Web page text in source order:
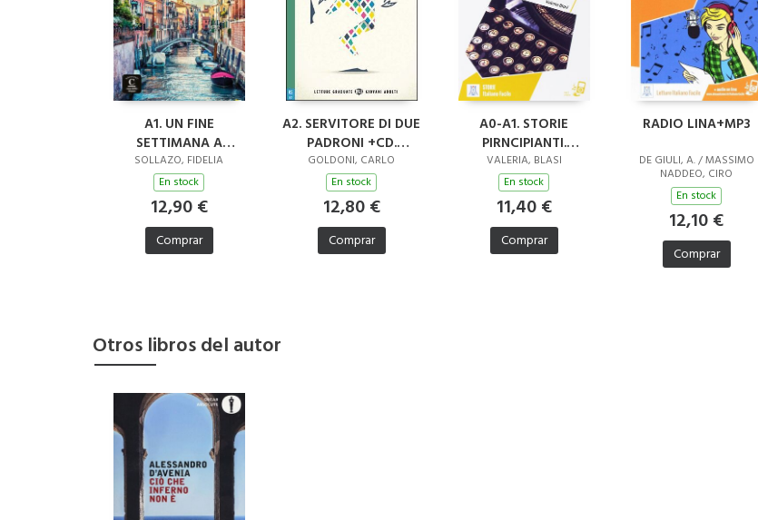
A1. UN FINE
SETTIMANA A
VENEZIA. MP3 AUDIO
SOLLAZO, FIDELIA
En stock
12,90 €
Comprar
A2. SERVITORE DI DUE
PADRONI +CD.
GIOVANI ADULTI
GOLDONI, CARLO
En stock
12,80 €
Comprar
A0-A1. STORIE
PIRNCIPIANTI.
RACCONTI A Z+MP3
VALERIA, BLASI
En stock
11,40 €
Comprar
RADIO LINA+MP3
DE GIULI, A. / MASSIMO
NADDEO, CIRO
En stock
12,10 €
Comprar
Otros libros del autor